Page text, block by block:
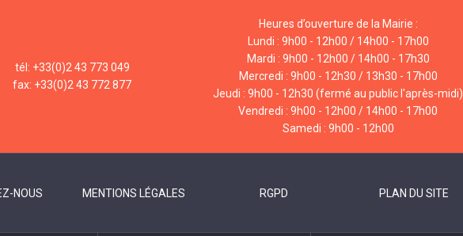
tél: +33(0)2 43 773 049
fax: +33(0)2 43 772 877
Heures d’ouverture de la Mairie :
Lundi : 9h00 - 12h00 / 14h00 - 17h00
Mardi : 9h00 - 12h00 / 14h00 - 17h30
Mercredi : 9h00 - 12h30 / 13h30 - 17h00
Jeudi : 9h00 - 12h30 (fermé au public l'après-midi)
Vendredi : 9h00 - 12h00 / 14h00 - 17h00
Samedi : 9h00 - 12h00
NOUS MENTIONS LÉGALES RGPD PLAN DU SITE